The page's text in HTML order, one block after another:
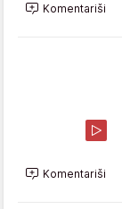
Komentariši
Komentariši